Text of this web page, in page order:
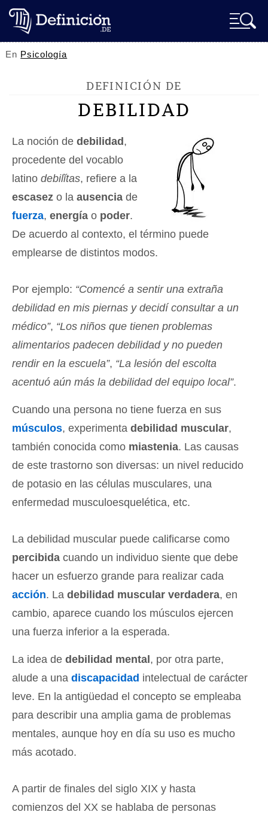
En Psicología
DEFINICIÓN DE
DEBILIDAD
La noción de debilidad ,
procedente del vocablo
latino debilĭtas, refiere a la
escasez o la ausencia de
fuerza, energía o poder.
De acuerdo al contexto, el término puede
emplearse de distintos modos.
Por ejemplo: “Comencé a sentir una extraña
debilidad en mis piernas y decidí consultar a un
médico”, “Los niños que tienen problemas
alimentarios padecen debilidad y no pueden
rendir en la escuela”, “La lesión del escolta
acentuó aún más la debilidad del equipo local”.
Cuando una persona no tiene fuerza en sus
músculos, experimenta debilidad muscular,
también conocida como miastenia. Las causas
de este trastorno son diversas: un nivel reducido
de potasio en las células musculares, una
enfermedad musculoesquelética, etc.
La debilidad muscular puede calificarse como
percibida cuando un individuo siente que debe
hacer un esfuerzo grande para realizar cada
acción. La debilidad muscular verdadera, en
cambio, aparece cuando los músculos ejercen
una fuerza inferior a la esperada.
La idea de debilidad mental , por otra parte,
alude a una discapacidad intelectual de carácter
leve. En la antigüedad el concepto se empleaba
para describir una amplia gama de problemas
mentales, aunque hoy en día su uso es mucho
más acotado.
A partir de finales del siglo XIX y hasta
comienzos del XX se hablaba de personas